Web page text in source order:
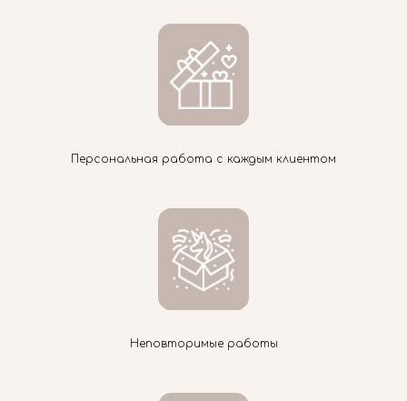
Персональная работа с каждым клиентом
Неповторимые работы